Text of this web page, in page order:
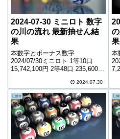
2024-07-30 ミニロト 数字
の川の流れ 最新抽せん結
果
本数字とボーナス数字
2024/07/30ミニロト 1等10口
15,742,100円 2等48口 235,600円
口 1,000円 ＊抽せんの結果は最
終的に発売元の発表のものと照
合して下...
2024.07.30
果
本
終
合
Loto